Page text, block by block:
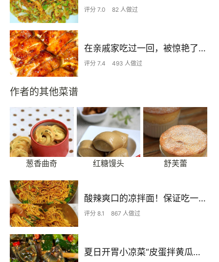
评分 7.0 82 人做过
在亲戚家吃过一回，被惊艳了…
评分 7.4 493 人做过
作者的其他菜谱
葱香曲奇 红糖馒头 舒芙蕾
酸辣爽口的凉拌面！保证吃一次就上瘾
评分 8.1 867 人做过
夏日开胃小凉菜“皮蛋拌黄瓜🥒”开胃减脂